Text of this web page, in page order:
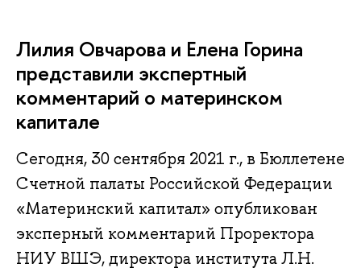
Лилия Овчарова и Елена Горина
представили экспертный
комментарий о материнском
капитале
Сегодня, 30 сентября 2021 г., в Бюллетене
Счетной палаты Российской Федерации
«Материнский капитал» опубликован
эксперный комментарий Проректора
НИУ ВШЭ, директора института Л.Н.